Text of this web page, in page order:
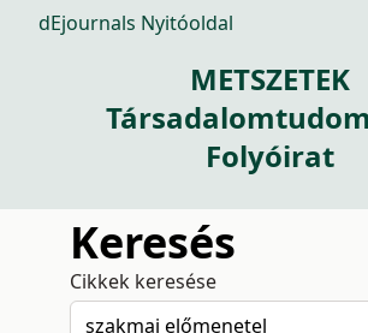
dEjournals Nyitóoldal
METSZETEK
Folyóirat
Keresés
Cikkek keresése